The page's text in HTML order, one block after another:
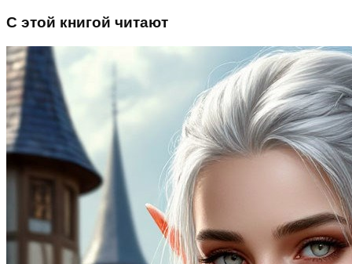
С этой книгой читают